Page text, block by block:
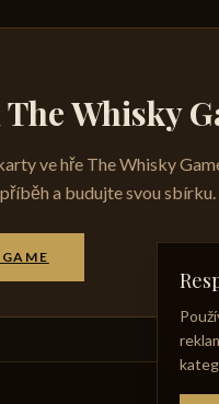
Whisky
ve hře The Whisky
a budujte svou sbírku.